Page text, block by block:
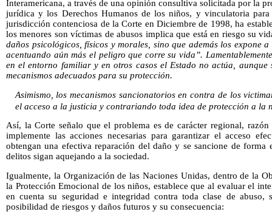
Interamericana, a través de una opinión consultiva solicitada por la
jurídica y los Derechos Humanos de los niños, y vinculatoria
jurisdicción contenciosa de la Corte en Diciembre de 1998, ha
los menores son víctimas de abusos implica que está en riesgo su
daños psicológicos, físicos y morales, sino que además los expone
acentuando aún más el peligro que corre su vida”.
en el entorno familiar y en otros casos el Estado no actúa,
mecanismos adecuados para su protección.
Asimismo, los mecanismos sancionatorios en contra de los
el acceso a la justicia y contrariando toda idea de protección a la
Así, la Corte señalo que el problema es de carácter regional,
implemente las acciones necesarias para garantizar el acceso
obtengan una efectiva reparación del daño y se sancione de forma
delitos sigan aquejando a la sociedad.
Igualmente, la Organización de las Naciones Unidas, dentro de la
la Protección Emocional de los niños, establece que al evaluar el
en cuenta su seguridad e integridad contra toda clase de
posibilidad de riesgos y daños futuros y su consecuencia: